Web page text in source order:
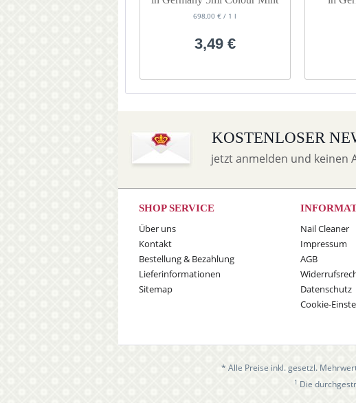
698,00 € / 1 l
3,49 €
KOSTENLOSER
jetzt anmelden und keinen
SHOP SERVICE
Über uns
Kontakt
Bestellung & Bezahlung
Lieferinformationen
Sitemap
Nail Cleaner
Impressum
AGB
Datenschutz
Cookie-
* Alle Preise inkl. gesetzl.
1 Die